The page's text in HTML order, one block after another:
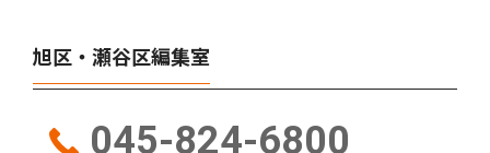
旭区・瀬谷区編集室
045-824-6800